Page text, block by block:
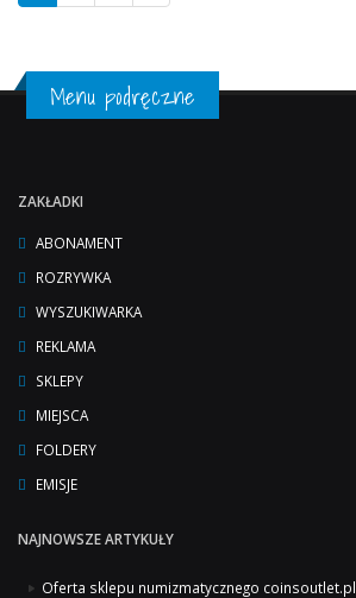
Menu podręczne
ZAKŁADKI
ABONAMENT
ROZRYWKA
WYSZUKIWARKA
REKLAMA
SKLEPY
MIEJSCA
FOLDERY
EMISJE
NAJNOWSZE ARTYKUŁY
Oferta sklepu numizmatycznego coinsoutlet.pl